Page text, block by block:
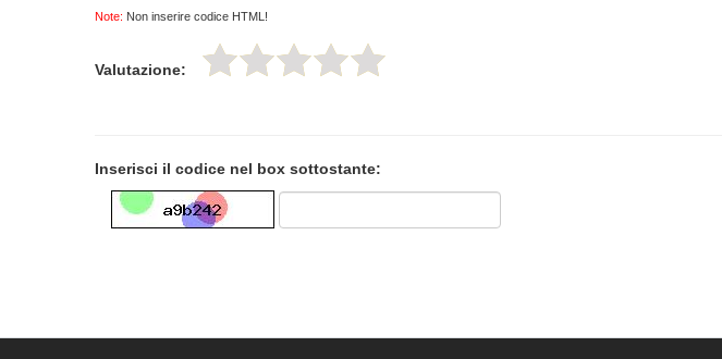
Note: Non inserire codice HTML!
Valutazione:
Inserisci il codice nel box sottostante: